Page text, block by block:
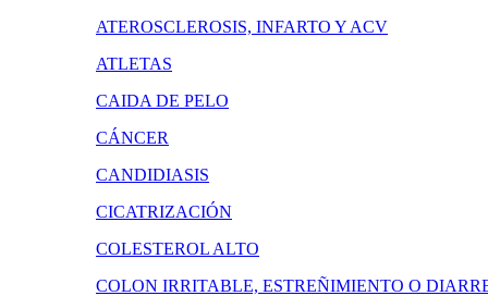
ATEROSCLEROSIS, INFARTO Y ACV
ATLETAS
CAIDA DE PELO
CÁNCER
CANDIDIASIS
CICATRIZACIÓN
COLESTEROL ALTO
COLON IRRITABLE, ESTREÑIMIENTO O